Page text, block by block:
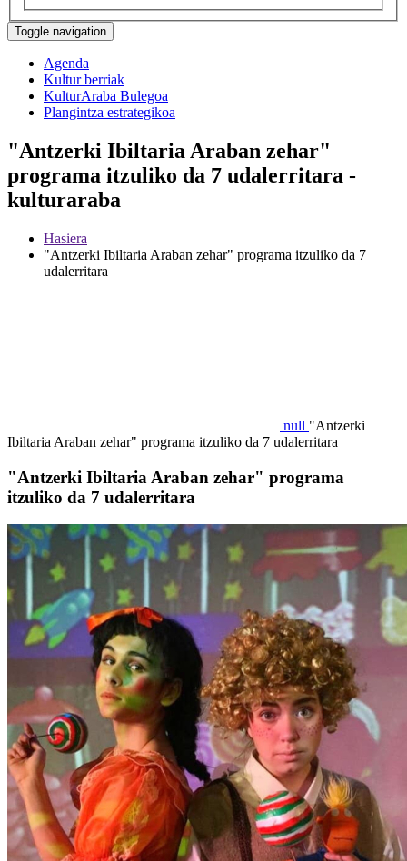
Toggle navigation
Agenda
Kultur berriak
KulturAraba Bulegoa
Plangintza estrategikoa
"Antzerki Ibiltaria Araban zehar"
programa itzuliko da 7 udalerritara -
kulturaraba
Hasiera
"Antzerki Ibiltaria Araban zehar" programa itzuliko da 7
udalerritara
null "Antzerki
Ibiltaria Araban zehar" programa itzuliko da 7 udalerritara
"Antzerki Ibiltaria Araban zehar" programa
itzuliko da 7 udalerritara